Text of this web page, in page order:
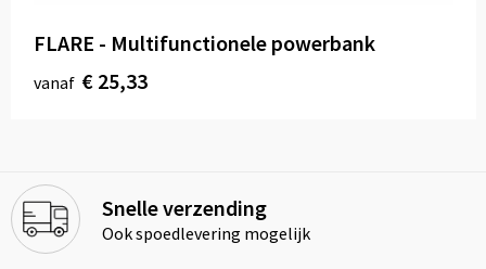
FLARE - Multifunctionele powerbank
vanaf € 25,33
Snelle verzending
Ook spoedlevering mogelijk